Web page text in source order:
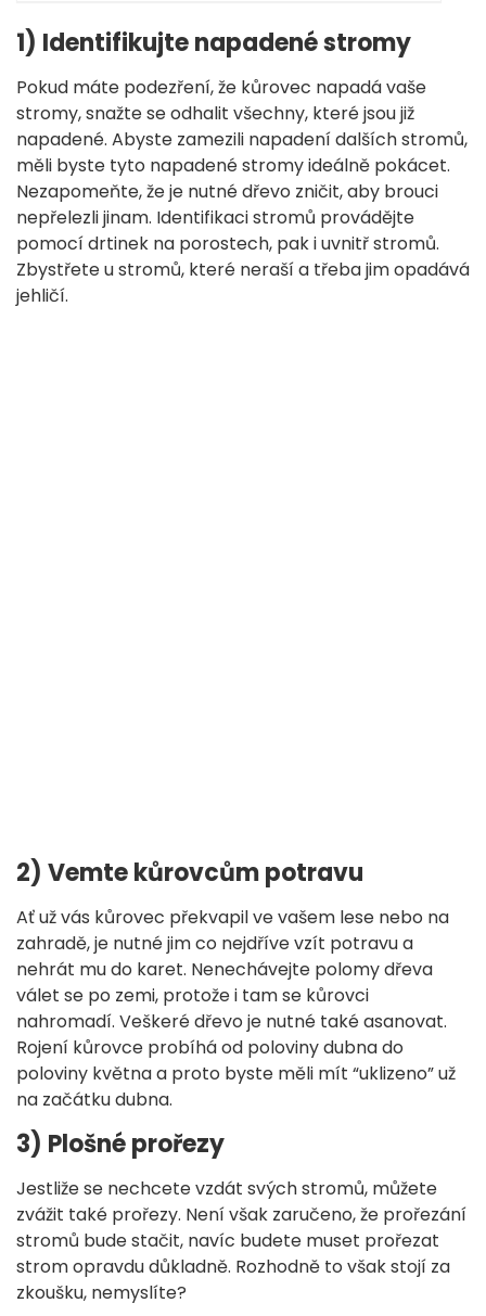
1) Identifikujte napadené stromy
Pokud máte podezření, že kůrovec napadá vaše
stromy, snažte se odhalit všechny, které jsou již
napadené. Abyste zamezili napadení dalších stromů,
měli byste tyto napadené stromy ideálně pokácet.
Nezapomeňte, že je nutné dřevo zničit, aby brouci
nepřelezli jinam. Identifikaci stromů provádějte
pomocí drtinek na porostech, pak i uvnitř stromů.
Zbystřete u stromů, které neraší a třeba jim opadává
jehličí.
2) Vemte kůrovcům potravu
Ať už vás kůrovec překvapil ve vašem lese nebo na
zahradě, je nutné jim co nejdříve vzít potravu a
nehrát mu do karet. Nenechávejte polomy dřeva
válet se po zemi, protože i tam se kůrovci
nahromadí. Veškeré dřevo je nutné také asanovat.
Rojení kůrovce probíhá od poloviny dubna do
poloviny května a proto byste měli mít “uklizeno” už
na začátku dubna.
3) Plošné prořezy
Jestliže se nechcete vzdát svých stromů, můžete
zvážit také prořezy. Není však zaručeno, že prořezání
stromů bude stačit, navíc budete muset prořezat
strom opravdu důkladně. Rozhodně to však stojí za
zkoušku, nemyslíte?